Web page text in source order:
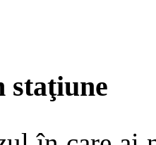
staţiune